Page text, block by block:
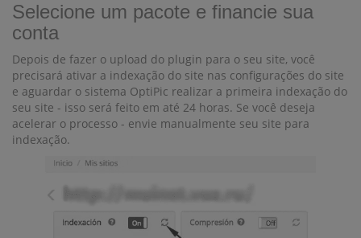
Selecione um pacote e financie sua
conta
Depois de fazer o upload do plugin para o seu site, você
precisará ativar a indexação do site nas configurações do site
e aguardar o sistema OptiPic realizar a primeira indexação do
seu site - isso será feito em até 24 horas. Se você deseja
acelerar o processo - envie manualmente seu site para
indexação.